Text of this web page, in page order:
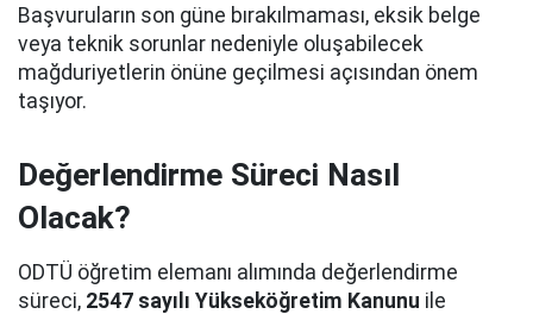
Başvuruların son güne bırakılmaması, eksik belge
veya teknik sorunlar nedeniyle oluşabilecek
mağduriyetlerin önüne geçilmesi açısından önem
taşıyor.
Değerlendirme Süreci Nasıl
Olacak?
ODTÜ öğretim elemanı alımında değerlendirme
süreci, 2547 sayılı Yükseköğretim Kanunu ile